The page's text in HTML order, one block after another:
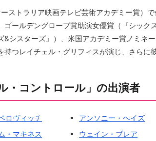
ストラリア映画テレビ芸術アカデミー賞）
ゴールデングローブ賞助演女優賞（『シック
&シスターズ』）、米国アカデミー賞ノミ
持つレイチェル・グリフィスが演じ、さらに
・コントロール」の出演者
ロヴィッチ アンソニー・ヘイズ
・マキネス
ウェイン・ブレア